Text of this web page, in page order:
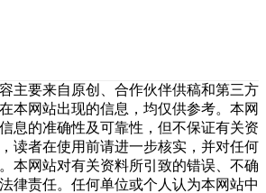
主要来自原创、合作伙伴供稿和第三方
本网站出现的信息，均仅供参考。本网
息的准确性及可靠性，但不保证有关资
读者在使用前请进一步核实，并对任何
本网站对有关资料所引致的错误、不确
律责任。任何单位或个人认为本网站中